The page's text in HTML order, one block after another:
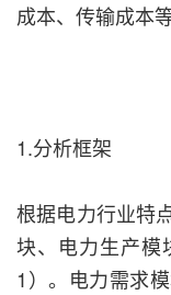
成本、传输成本等
1.分析框架
根据电力行业特
块、电力生产模
1）。电力需求